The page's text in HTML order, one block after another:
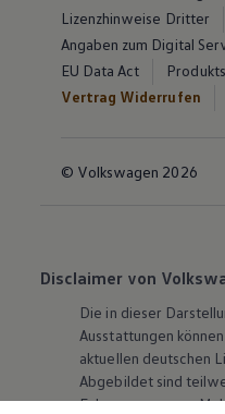
Lizenzhinweise Dritter
Angaben zum Digital
EU Data Act
Vertrag Widerrufen
© Volkswagen 2026
Disclaimer von
Die in dieser
Ausstattungen
aktuellen deutschen
Abgebildet sind
Fahrzeuge gegen